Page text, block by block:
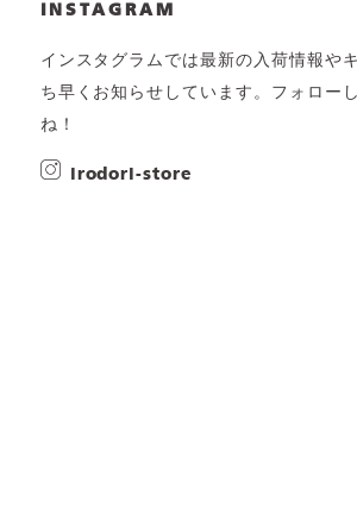
INSTAGRAM
インスタグラムでは最新の入荷情報や
ち早くお知らせしています。フォロー
ね！
irodori-store